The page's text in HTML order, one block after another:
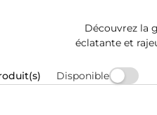
Découvrez la
éclatante et
Disponible